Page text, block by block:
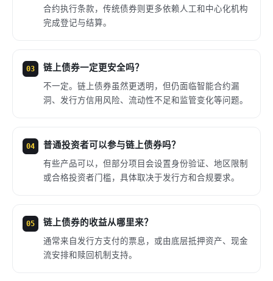
合约执行条款，传统债券则更多依赖人工和中心化机构
完成登记与结算。
03 链上债券一定更安全吗？
不一定。链上债券虽然更透明，但仍面临智能合约漏
洞、发行方信用风险、流动性不足和监管变化等问题。
04 普通投资者可以参与链上债券吗？
有些产品可以，但部分项目会设置身份验证、地区限制
或合格投资者门槛，具体取决于发行方和合规要求。
05 链上债券的收益从哪里来？
通常来自发行方支付的票息，或由底层抵押资产、现金
流安排和赎回机制支持。